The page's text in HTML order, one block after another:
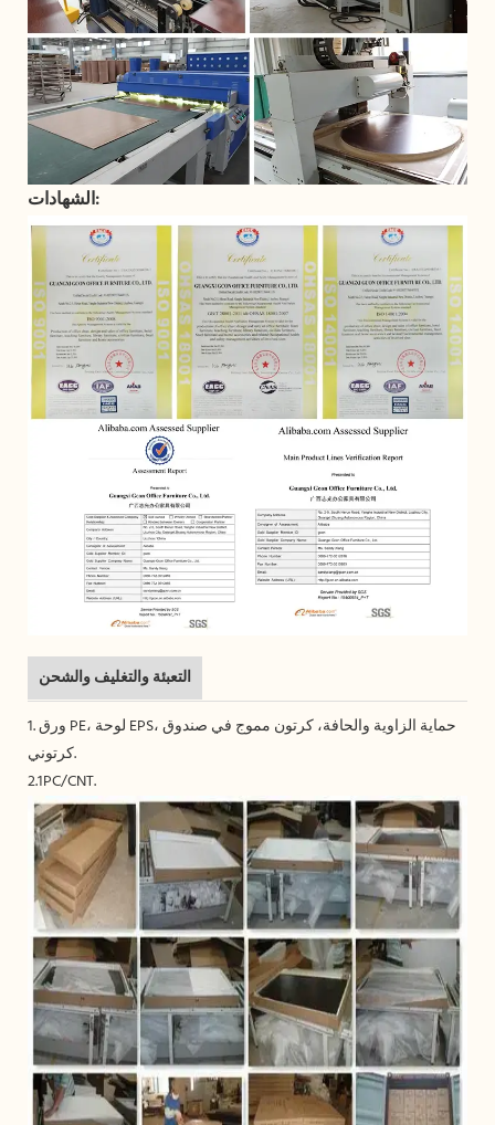
الشهادات:
التعبئة والتغليف والشحن
1. ورق PE، لوحة EPS، حماية الزاوية والحافة، كرتون مموج في صندوق
كرتوني.
2.1PC/CNT.